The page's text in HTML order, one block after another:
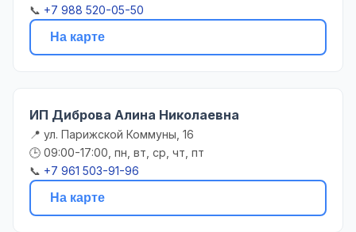
📞 +7 988 520-05-50
На карте
ИП Диброва Алина Николаевна
📍 ул. Парижской Коммуны, 16
🕒 09:00-17:00, пн, вт, ср, чт, пт
📞 +7 961 503-91-96
На карте